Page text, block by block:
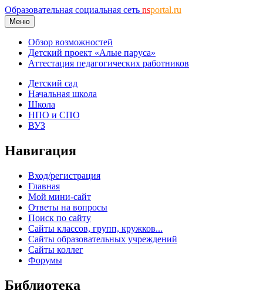
Образовательная социальная сеть nsportal.ru
Меню
Обзор возможностей
Детский проект «Алые паруса»
Аттестация педагогических работников
Детский сад
Начальная школа
Школа
НПО и СПО
ВУЗ
Навигация
Вход/регистрация
Главная
Мой мини-сайт
Ответы на вопросы
Поиск по сайту
Сайты классов, групп, кружков...
Сайты образовательных учреждений
Сайты коллег
Форумы
Библиотека